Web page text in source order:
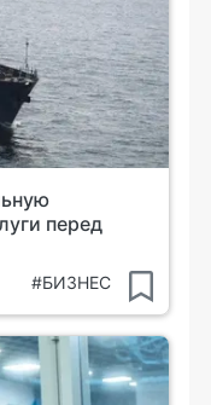
перед
#БИЗНЕС